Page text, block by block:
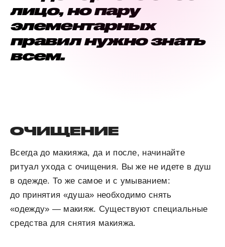
лицо, но пару
элементарных
правил нужно знать
всем.
ОЧИЩЕНИЕ
Всегда до макияжа, да и после, начинайте
ритуал ухода с очищения. Вы же не идете в душ
в одежде. То же самое и с умыванием:
до принятия «душа» необходимо снять
«одежду» — макияж. Существуют специальные
средства для снятия макияжа.